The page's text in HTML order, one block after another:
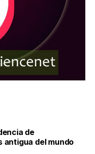
de
antigua del mundo